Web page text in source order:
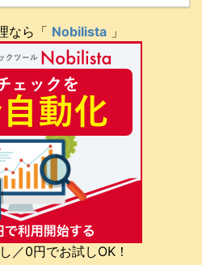
なら「 Nobilista 」
／0円でお試しOK！